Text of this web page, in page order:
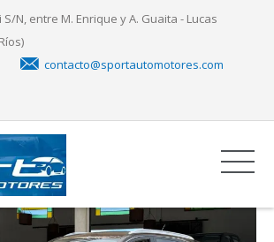
N, entre M. Enrique y A. Guaita - Lucas
contacto@sportautomotores.com